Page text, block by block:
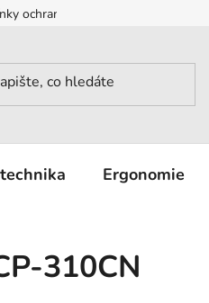
ochrany osobních údajů
Ergonomie
310CN